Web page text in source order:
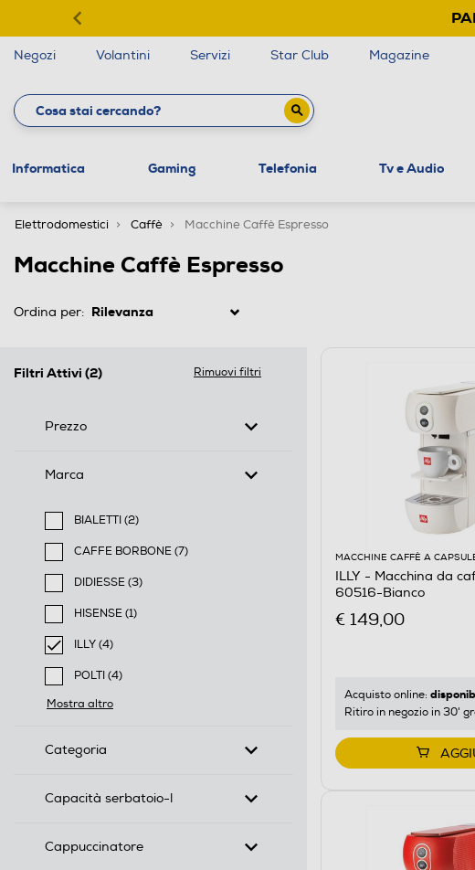
Negozi Volantini Servizi Star Club Magazine
Informatica Gaming Telefonia Tv e Audio
Elettrodomestici Caffè Macchine Caffè Espresso
Macchine Caffè Espresso
Ordina per:
Filtri Attivi (2) Rimuovi filtri
Prezzo
Marca
BIALETTI (2)
Filtra per Marca: BIALETTI
CAFFE BORBONE (7)
Filtra per Marca: CAFFE BORBONE
DIDIESSE (3)
Filtra per Marca: DIDIESSE
HISENSE (1)
Filtra per Marca: HISENSE
ILLY (4)
selected Filtro applicato per Marca: ILLY
POLTI (4)
Filtra per Marca: POLTI
Mostra altro
Categoria
Capacità serbatoio-l
Cappuccinatore
MACCHINE CAFFÈ A
ILLY - Macchina da
60516-Bianco
€ 149,00
Acquisto online:
Ritiro in negozio in 30'